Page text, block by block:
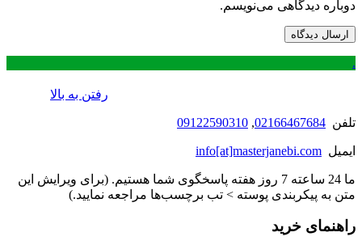
دوباره دیدگاهی می‌نویسم.
.
رفتن به بالا
تلفن 02166467684
,
09122590310
ایمیل info[at]masterjanebi.com
ما 24 ساعته 7 روز هفته پاسخگوی شما هستیم. (برای ویرایش این
متن به پیکربندی پوسته > تب برچسب‌ها مراجعه نمایید.)
راهنمای خرید